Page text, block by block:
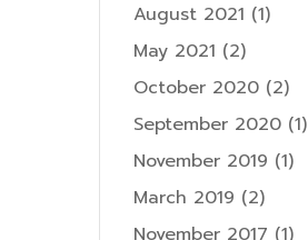
August 2021 (1)
May 2021 (2)
October 2020 (2)
September 2020 (1)
November 2019 (1)
March 2019 (2)